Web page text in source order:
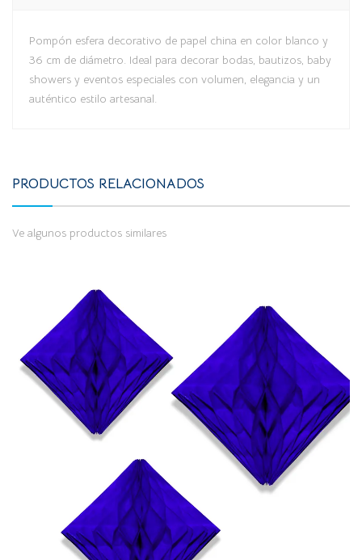
Pompón esfera decorativo de papel china en color blanco y
36 cm de diámetro. Ideal para decorar bodas, bautizos, baby
showers y eventos especiales con volumen, elegancia y un
auténtico estilo artesanal.
PRODUCTOS RELACIONADOS
Ve algunos productos similares